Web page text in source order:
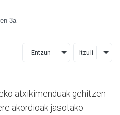
3a
Entzun Itzuli
atxikimenduak gehitzen
akordioak jasotako